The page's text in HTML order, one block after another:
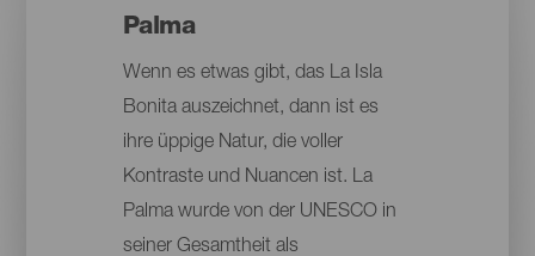
Palma
Wenn es etwas gibt, das La Isla
Bonita auszeichnet, dann ist es
ihre üppige Natur, die voller
Kontraste und Nuancen ist. La
Palma wurde von der UNESCO in
seiner Gesamtheit als